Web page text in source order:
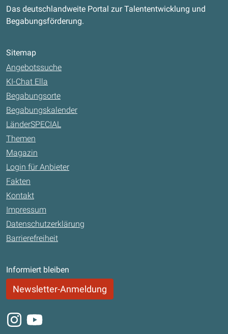
Das deutschlandweite Portal zur Talententwicklung und
Begabungsförderung.
Sitemap
Angebotssuche
KI-Chat Ella
Begabungsorte
Begabungskalender
LänderSPECIAL
Themen
Magazin
Login für Anbieter
Fakten
Kontakt
Impressum
Datenschutzerklärung
Barrierefreiheit
Informiert bleiben
Newsletter-Anmeldung
Instagram
Youtube